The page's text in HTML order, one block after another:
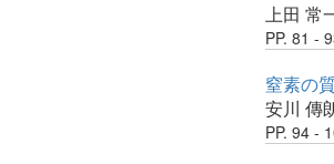
上田 常
PP. 81 -
窒素の
安川 傳
PP. 94 -